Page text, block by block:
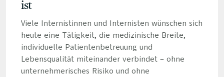
ist
Viele Internistinnen und Internisten wünschen sich
heute eine Tätigkeit, die medizinische Breite,
individuelle Patientenbetreuung und
Lebensqualität miteinander verbindet – ohne
unternehmerisches Risiko und ohne